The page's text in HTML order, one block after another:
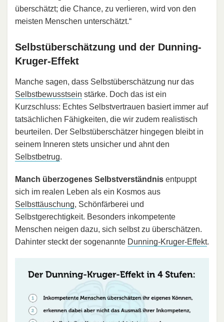
überschätzt; die Chance, zu verlieren, wird von den
meisten Menschen unterschätzt.“
Selbstüberschätzung und der Dunning-
Kruger-Effekt
Manche sagen, dass Selbstüberschätzung nur das
Selbstbewusstsein stärke. Doch das ist ein
Kurzschluss: Echtes Selbstvertrauen basiert immer auf
tatsächlichen Fähigkeiten, die wir zudem realistisch
beurteilen. Der Selbstüberschätzer hingegen bleibt in
seinem Inneren stets unsicher und ahnt den
Selbstbetrug.
Manch überzogenes Selbstverständnis entpuppt
sich im realen Leben als ein Kosmos aus
Selbsttäuschung, Schönfärberei und
Selbstgerechtigkeit. Besonders inkompetente
Menschen neigen dazu, sich selbst zu überschätzen.
Dahinter steckt der sogenannte Dunning-Kruger-Effekt.